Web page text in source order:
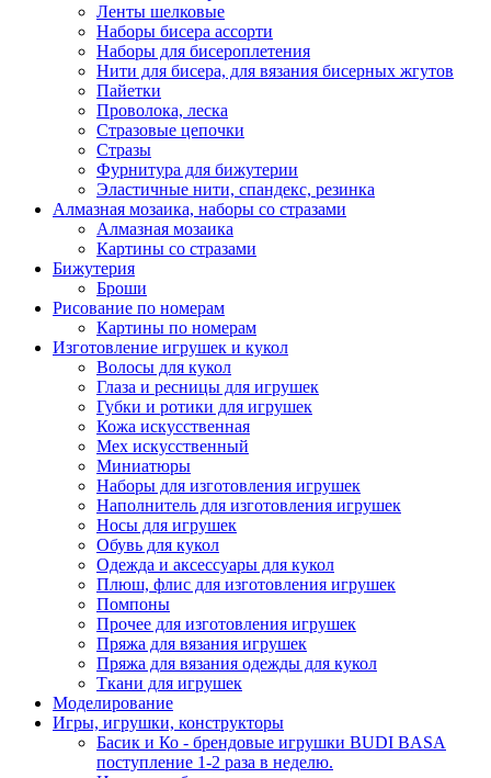
Ленты шелковые
Наборы бисера ассорти
Наборы для бисероплетения
Нити для бисера, для вязания бисерных жгутов
Пайетки
Проволока, леска
Стразовые цепочки
Стразы
Фурнитура для бижутерии
Эластичные нити, спандекс, резинка
Алмазная мозаика, наборы со стразами
Алмазная мозаика
Картины co стразами
Бижутерия
Броши
Рисование по номерам
Картины по номерам
Изготовление игрушек и кукол
Волосы для кукол
Глаза и ресницы для игрушек
Губки и ротики для игрушек
Кожа искусственная
Мех искусственный
Миниатюры
Наборы для изготовления игрушек
Наполнитель для изготовления игрушек
Носы для игрушек
Обувь для кукол
Одежда и аксессуары для кукол
Плюш, флис для изготовления игрушек
Помпоны
Прочее для изготовления игрушек
Пряжа для вязания игрушек
Пряжа для вязания одежды для кукол
Ткани для игрушек
Моделирование
Игры, игрушки, конструкторы
Басик и Ко - брендовые игрушки BUDI BASA
поступление 1-2 раза в неделю.